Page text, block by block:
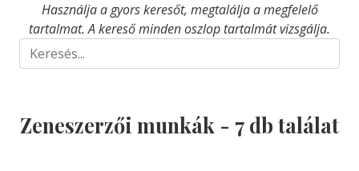
Használja a gyors keresőt, megtalálja a megfelelő
tartalmat. A kereső minden oszlop tartalmát vizsgálja.
Zeneszerzői munkák - 7 db találat